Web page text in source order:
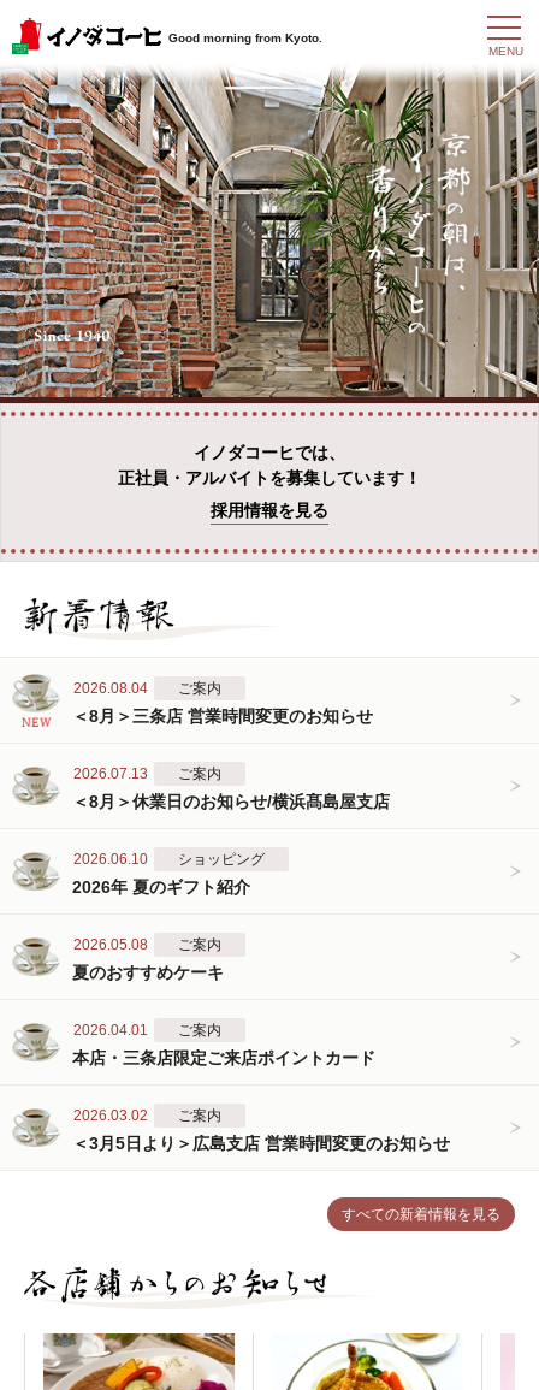
Good morning from Kyoto.
t
o
g
g
l
e
n
a
v
g
a
t
i
o
n
MENU
イノダコーヒでは、
正社員・アルバイトを募集しています！
採用情報を見る
すべての新着情報を見る
2026.08.04 ご案内
＜8月＞三条店 営業時間変更のお知らせ
2026.07.13 ご案内
＜8月＞休業日のお知らせ/横浜髙島屋支店
2026.06.10 ショッピング
2026年 夏のギフト紹介
2026.05.08 ご案内
夏のおすすめケーキ
2026.04.01 ご案内
本店・三条店限定ご来店ポイントカード
2026.03.02 ご案内
＜3月5日より＞広島支店 営業時間変更のお知らせ